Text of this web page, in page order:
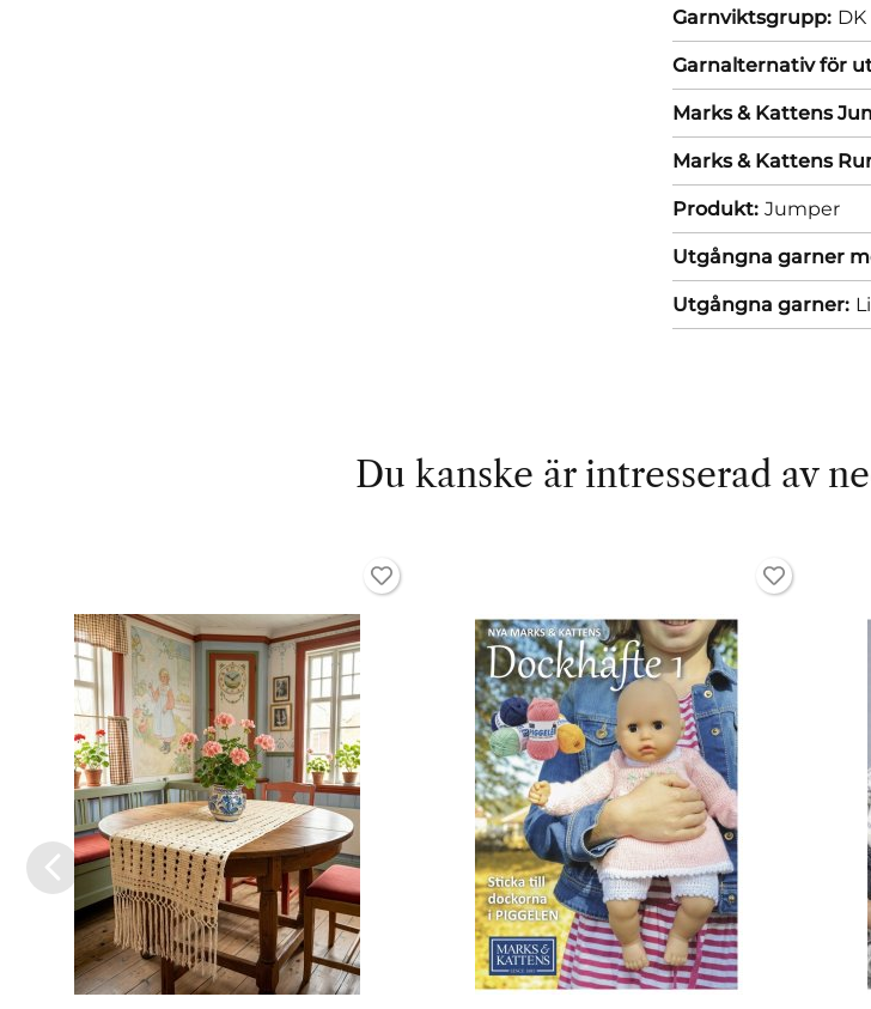
Garnviktsgrupp:
Garnalternativ för
Marks & Kattens
Marks & Kattens
Produkt: Jumper
Utgångna garner
Utgångna garner:
Du kanske är intresserad av